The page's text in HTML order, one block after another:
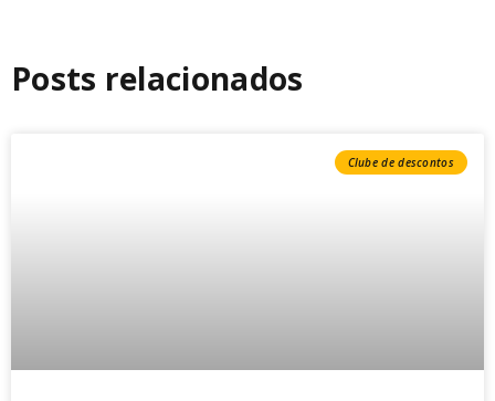
Posts relacionados
Clube de descontos